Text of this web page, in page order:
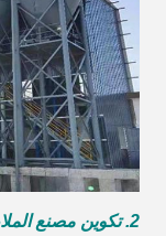
2. تكوين مصنع الملاط الجاف الأوتوماتيكي MG الكامل